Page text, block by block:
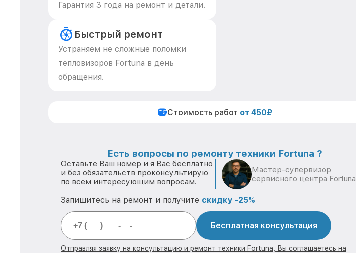
Гарантия 3 года на ремонт и детали.
Быстрый ремонт
Устраняем не сложные поломки
тепловизоров Fortuna в день
обращения.
Стоимость работ от 450₽
Есть вопросы по ремонту техники Fortuna ?
Оставьте Ваш номер и я Вас бесплатно
и без обязательств проконсультирую
по всем интересующим вопросам.
Мастер-супервизор
сервисного центра Fortuna
Запишитесь на ремонт и получите скидку -25%
Бесплатная консультация
Отправляя заявку на консультацию и ремонт техники Fortuna, Вы соглашаетесь на